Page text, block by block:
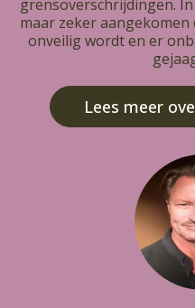
grensoverschrijdingen.
maar zeker
onveilig wordt en er
Lees meer